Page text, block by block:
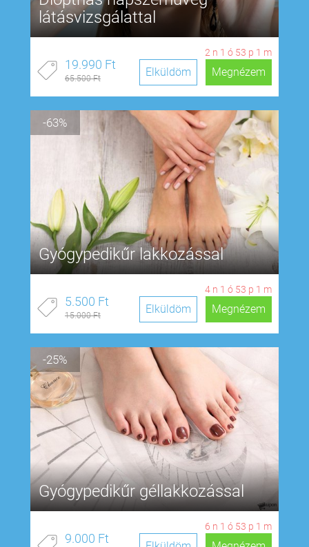
látásvizsgálattal
2 n 1 ó 53 p 0 m
19.990 Ft
65.500 Ft Megnézem
Elküldöm
-63%
Gyógypedikűr lakkozással
4 n 1 ó 53 p 0 m
5.500 Ft
15.000 Ft Megnézem
Elküldöm
-25%
Gyógypedikűr géllakkozással
6 n 1 ó 53 p 0 m
9.000 Ft